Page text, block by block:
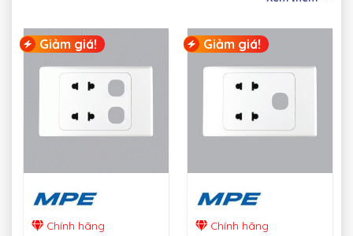
Giảm giá!
Chính hãng
Giảm giá!
Chính hãng